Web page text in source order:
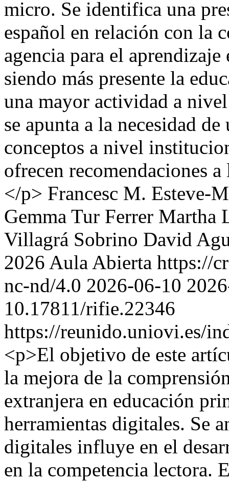
micro. Se identifica una
español en relación con la
agencia para el
siendo más presente la
una mayor actividad a
se apunta a la necesidad
conceptos a nivel
ofrecen recomendaciones
</p> Francesc M. Esteve-
Gemma Tur Ferrer Martha
Villagrá Sobrino David
2026 Aula Abierta https://
nc-nd/4.0 2026-06-10
10.17811/rifie.22346
https://reunido.uniovi.es/
<p>El objetivo de este
la mejora de la
extranjera en educación
herramientas digitales. Se
digitales influye en el
en la competencia lectora.